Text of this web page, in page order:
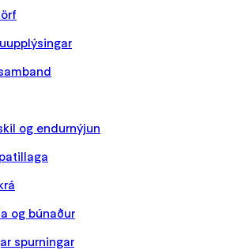
og endurnýjun
og búnaður
spurningar